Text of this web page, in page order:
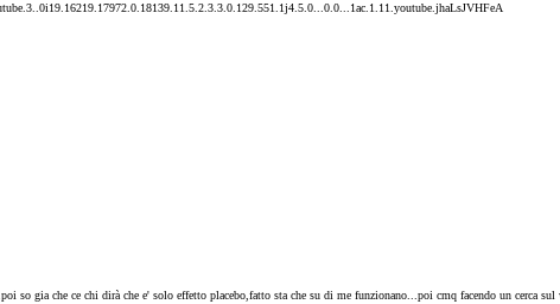
so gia che ce chi dirà che e' solo effetto placebo,fatto sta che su di me funzionano...poi cmq facendo un cerca sul